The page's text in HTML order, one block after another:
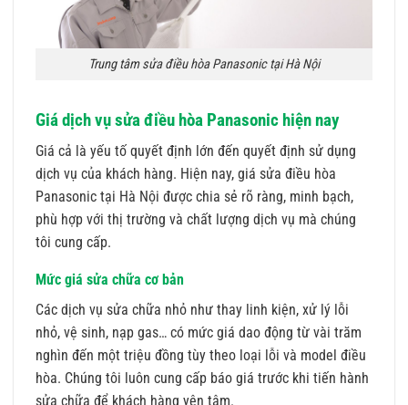
Trung tâm sửa điều hòa Panasonic tại Hà Nội
Giá dịch vụ sửa điều hòa Panasonic hiện nay
Giá cả là yếu tố quyết định lớn đến quyết định sử dụng
dịch vụ của khách hàng. Hiện nay, giá sửa điều hòa
Panasonic tại Hà Nội được chia sẻ rõ ràng, minh bạch,
phù hợp với thị trường và chất lượng dịch vụ mà chúng
tôi cung cấp.
Mức giá sửa chữa cơ bản
Các dịch vụ sửa chữa nhỏ như thay linh kiện, xử lý lỗi
nhỏ, vệ sinh, nạp gas… có mức giá dao động từ vài trăm
nghìn đến một triệu đồng tùy theo loại lỗi và model điều
hòa. Chúng tôi luôn cung cấp báo giá trước khi tiến hành
sửa chữa để khách hàng yên tâm.